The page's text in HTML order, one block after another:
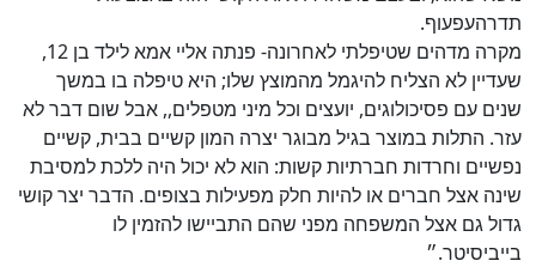
תדרהעפעוף.
מקרה מדהים שטיפלתי לאחרונה- פנתה אליי אמא לילד בן 12,
שעדיין לא הצליח להיגמל מהמוצץ שלו; היא טיפלה בו במשך
שנים עם פסיכולוגים, יועצים וכל מיני מטפלים,, אבל שום דבר לא
עזר. התלות במוצר בגיל מבוגר יצרה המון קשיים בבית, קשיים
נפשיים וחרדות חברתיות קשות: הוא לא יכול היה ללכת למסיבת
שינה אצל חברים או להיות חלק מפעילות בצופים. הדבר יצר קושי
גדול גם אצל המשפחה מפני שהם התביישו להזמין לו
בייביסיטר.״